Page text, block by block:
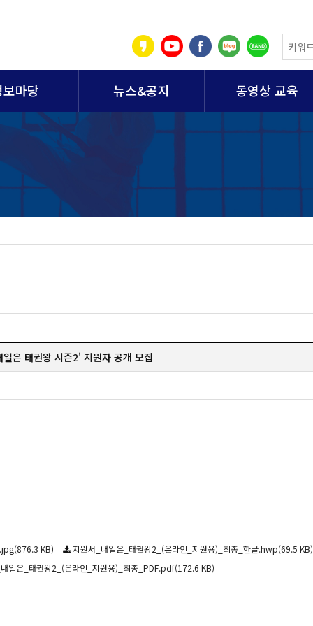
보마당 뉴스&공지 동영상 교육
일은 태권왕 시즌2' 지원자 공개 모집
KB)
지원서_내일은_태권왕2_(온라인_지원용)_최종_한글.hwp(69.5 KB)
일은_태권왕2_(온라인_지원용)_최종_PDF.pdf(172.6 KB)